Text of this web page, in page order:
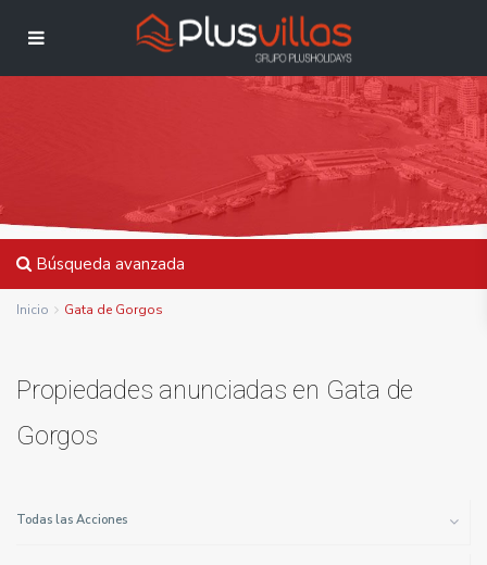
Búsqueda avanzada
Inicio Gata de Gorgos
Propiedades anunciadas en Gata de
Gorgos
Todas las Acciones